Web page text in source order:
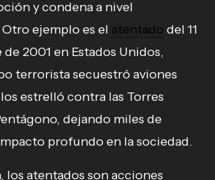
y condena a nivel
ejemplo es el atentado del 11
2001 en Estados Unidos,
terrorista secuestró aviones
estrelló contra las Torres
dejando miles de
profundo en la sociedad.
los atentados son acciones